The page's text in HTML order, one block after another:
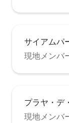
楽デバイスが備わっ
ビーチタオルの
す。 トイレッ
鹸、シャワージ
タオルが必要な
だけですぐに
新しいセットが毎
庭園 ドアを通
よい庭を見下ろ
サイアムパ
現地メンバ
プラヤ・デ
現地メンバ